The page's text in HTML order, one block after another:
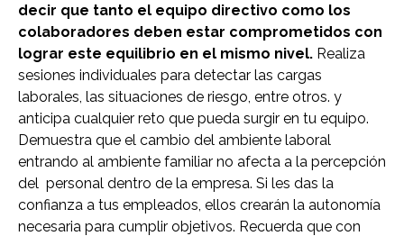
decir que tanto el equipo directivo como los
colaboradores deben estar comprometidos con
lograr este equilibrio en el mismo nivel. Realiza
sesiones individuales para detectar las cargas
laborales, las situaciones de riesgo, entre otros. y
anticipa cualquier reto que pueda surgir en tu equipo.
Demuestra que el cambio del ambiente laboral
entrando al ambiente familiar no afecta a la percepción
del personal dentro de la empresa. Si les das la
confianza a tus empleados, ellos crearán la autonomía
necesaria para cumplir objetivos. Recuerda que con